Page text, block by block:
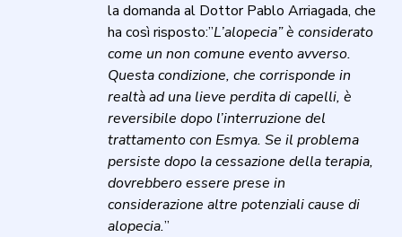
la domanda al Dottor Pablo Arriagada, che
ha così risposto:”L’alopecia” è considerato
come un non comune evento avverso.
Questa condizione, che corrisponde in
realtà ad una lieve perdita di capelli, è
reversibile dopo l’interruzione del
trattamento con Esmya. Se il problema
persiste dopo la cessazione della terapia,
dovrebbero essere prese in
considerazione altre potenziali cause di
alopecia.”